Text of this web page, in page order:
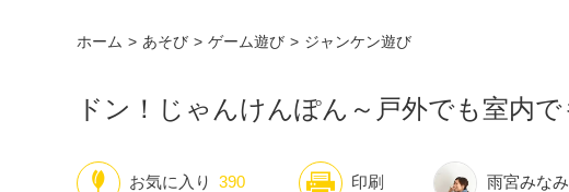
ホーム あそび ゲーム遊び ジャンケン遊び
ドン！じゃんけんぽん～戸外でも室内
雨宮みなみ
お気に入り 390 印刷